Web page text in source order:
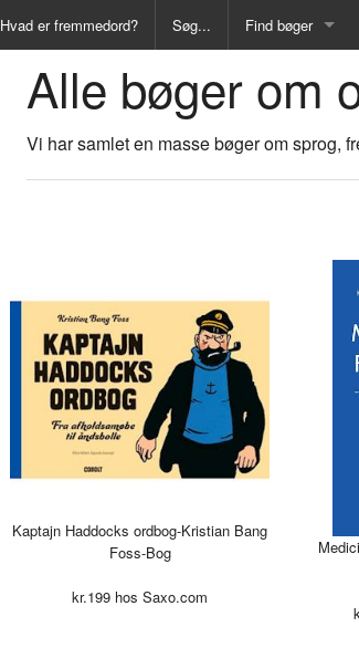
Hvad er fremmedord? Søg... Find bøger
Fremmedordbog
Kryds- og
Gyldendals Røde
-
Fransk-Dansk
Alle bøger om
Vi har samlet en masse bøger om sprog,
Kaptajn Haddocks ordbog-Kristian Bang
Foss-Bog
kr.199 hos Saxo.com